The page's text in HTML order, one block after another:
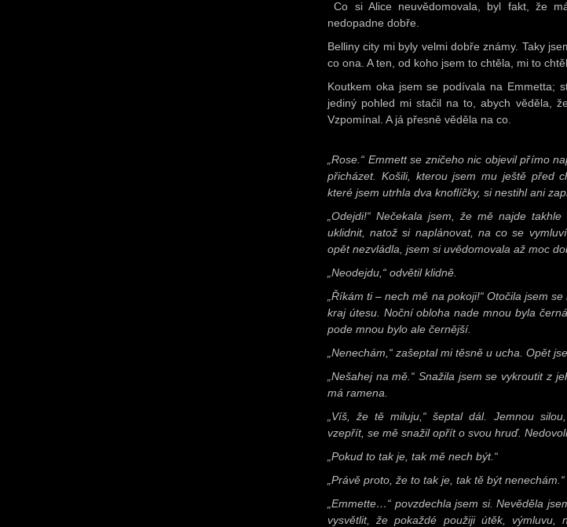
Co si Alice neuvědomovala, byl fakt, že
nedopadne dobře.
Belliny city mi byly velmi dobře známy. Taky
co ona. A ten, od koho jsem to chtěla, mi to
Koutkem oka jsem se podívala na Emmetta;
jediný pohled mi stačil na to, abych věděla,
Vzpomínal. A já přesně věděla na co.
„Rose.“ Emmett se zničeho nic objevil přímo
přicházet. Košili, kterou jsem mu ještě před
které jsem utrhla dva knoflíčky, si nestihl ani
„Odejdi!“ Nečekala jsem, že mě najde
uklidnit, natož si naplánovat, na co se
opět nezvládla, jsem si uvědomovala až moc
„Neodejdu,“ odvětil klidně.
„Říkám ti – nech mě na pokoji!“ Otočila jsem
kraj útesu. Noční obloha nade mnou byla
pode mnou bylo ale černější.
„Nenechám,“ zašeptal mi těsně u ucha. Opět
„Nešahej na mě.“ Snažila jsem se vykroutit z
má ramena.
„Víš, že tě miluju,“ šeptal dál. Jemnou
vzepřít, se mě snažil opřít o svou hruď.
„Pokud to tak je, tak mě nech být.“
„Právě proto, že to tak je, tak tě být nenechám.“
„Emmette…“ povzdechla jsem si. Nevěděla
vysvětlit, že pokaždé použiji útěk, výmluvu,